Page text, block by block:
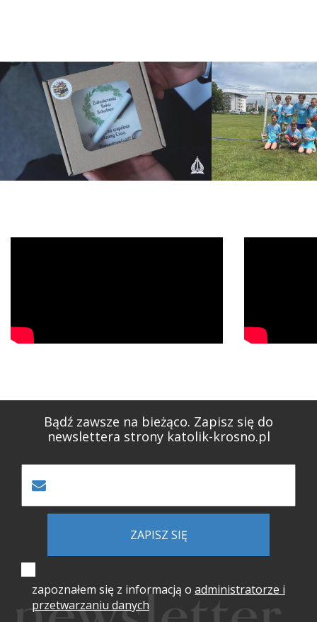
Bądź zawsze na bieżąco. Zapisz się do
newslettera strony katolik-krosno.pl
ZAPISZ SIĘ
zapoznałem się z informacją o administratorze i
przetwarzaniu danych